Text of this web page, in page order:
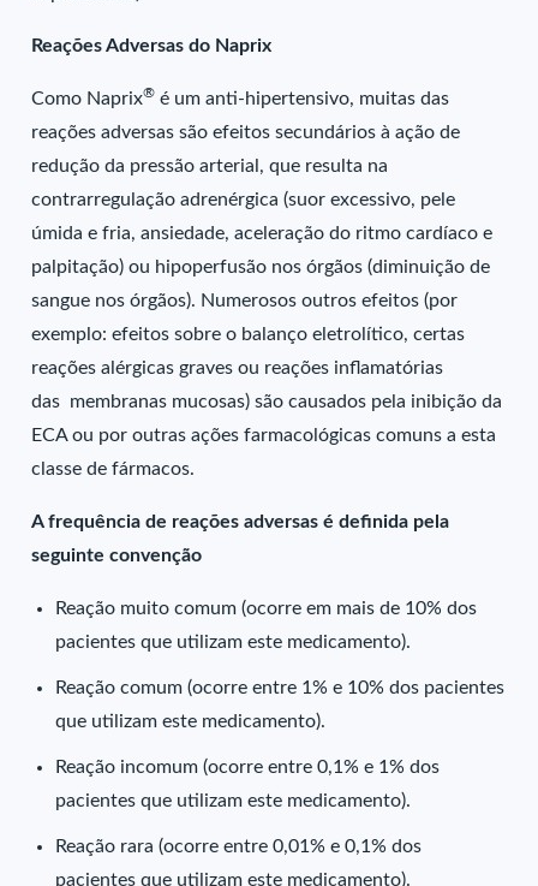
Reações Adversas do Naprix
Como Naprix® é um anti-hipertensivo, muitas das
reações adversas são efeitos secundários à ação de
redução da pressão arterial, que resulta na
contrarregulação adrenérgica (suor excessivo, pele
úmida e fria, ansiedade, aceleração do ritmo cardíaco e
palpitação) ou hipoperfusão nos órgãos (diminuição de
sangue nos órgãos). Numerosos outros efeitos (por
exemplo: efeitos sobre o balanço eletrolítico, certas
reações alérgicas graves ou reações inflamatórias
das membranas mucosas) são causados pela inibição da
ECA ou por outras ações farmacológicas comuns a esta
classe de fármacos.
A frequência de reações adversas é definida pela
seguinte convenção
Reação muito comum (ocorre em mais de 10% dos
pacientes que utilizam este medicamento).
Reação comum (ocorre entre 1% e 10% dos pacientes
que utilizam este medicamento).
Reação incomum (ocorre entre 0,1% e 1% dos
pacientes que utilizam este medicamento).
Reação rara (ocorre entre 0,01% e 0,1% dos
pacientes que utilizam este medicamento).